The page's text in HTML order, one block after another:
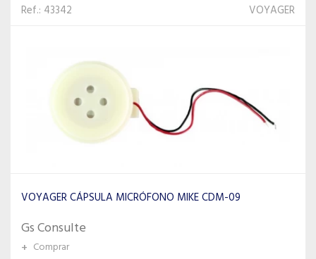
Ref.: 43342 VOYAGER
VOYAGER CÁPSULA MICRÓFONO MIKE CDM-09
Gs Consulte
+ Comprar